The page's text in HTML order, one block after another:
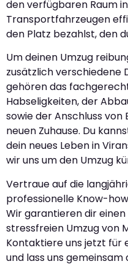
den verfügbaren Raum
Transportfahrzeugen
den Platz bezahlst, den
Um deinen Umzug
zusätzlich verschiedene
gehören das
Habseligkeiten, der
sowie der Anschluss
neuen Zuhause. Du
dein neues Leben in
wir uns um den Umzug
Vertraue auf die
professionelle Know-
Wir garantieren dir
stressfreien Umzug von
Kontaktiere uns jetzt für
und lass uns